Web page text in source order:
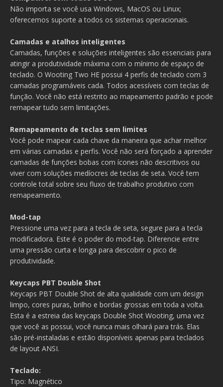
Não importa se você usa Windows, MacOS ou Linux;
oferecemos suporte a todos os sistemas operacionais.
Camadas e atalhos inteligentes
Camadas, funções e soluções inteligentes são essenciais para
atingir a produtividade máxima com o mínimo de espaço de
teclado. O Wooting Two HE possui 4 perfis de teclado com 3
camadas programáveis cada. Todos acessíveis com teclas de
função. Você não está restrito ao mapeamento padrão e pode
remapear tudo sem limitações.
Remapeamento de teclas sem limites
Você pode mapear cada chave da maneira que achar melhor
em várias camadas e perfis. Você não será forçado a aprender
camadas de funções bobas com ícones não descritivos ou
viver com soluções medíocres de teclas de seta. Você tem
controle total sobre seu fluxo de trabalho produtivo com
remapeamento.
Mod-tap
‍Pressione uma vez para a tecla de seta, segure para a tecla
modificadora. Este é o poder do mod-tap. Diferencie entre
uma pressão curta e longa para descobrir o pico de
produtividade.
Keycaps PBT Double Shot
Keycaps PBT Double Shot de alta qualidade com um design
limpo, cores puras, brilho e bordas grossas em toda a volta.
Esta é a estreia das keycaps Double Shot Wooting, uma vez
que você as possui, você nunca mais olhará para trás. Elas
são pré-instaladas e estão disponíveis apenas para teclados
de layout ANSI.
Teclado:
Tipo: Magnético